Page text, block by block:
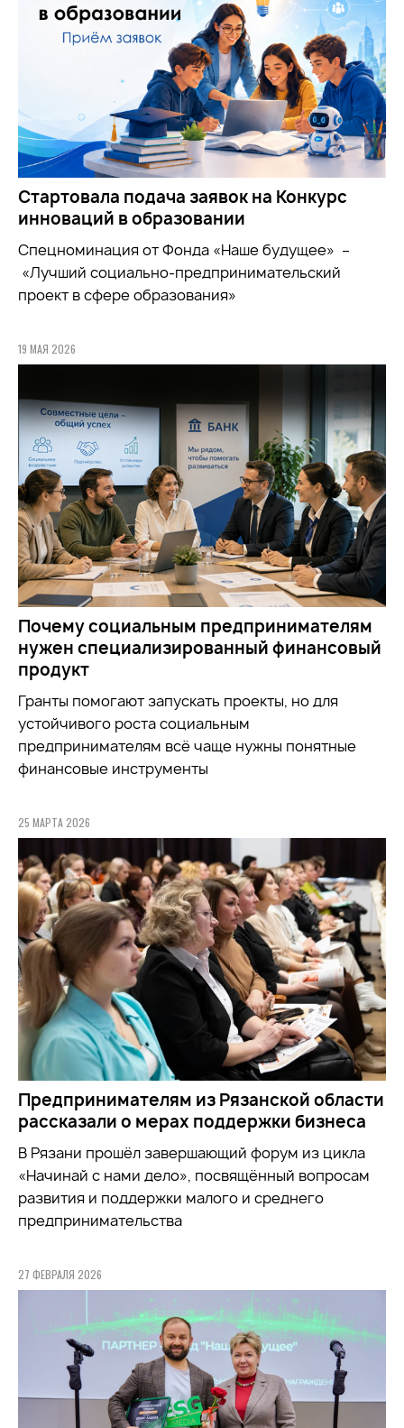
Стартовала подача заявок на Конкурс
инноваций в образовании
Спецноминация от Фонда «Наше будущее» –
«Лучший социально-предпринимательский
проект в сфере образования»
19 МАЯ 2026
Почему социальным предпринимателям
нужен специализированный финансовый
продукт
Гранты помогают запускать проекты, но для
устойчивого роста социальным
предпринимателям всё чаще нужны понятные
финансовые инструменты
25 МАРТА 2026
Предпринимателям из Рязанской области
рассказали о мерах поддержки бизнеса
В Рязани прошёл завершающий форум из цикла
«Начинай с нами дело», посвящённый вопросам
развития и поддержки малого и среднего
предпринимательства
27 ФЕВРАЛЯ 2026